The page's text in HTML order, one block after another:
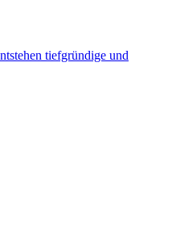
tiefgründige und